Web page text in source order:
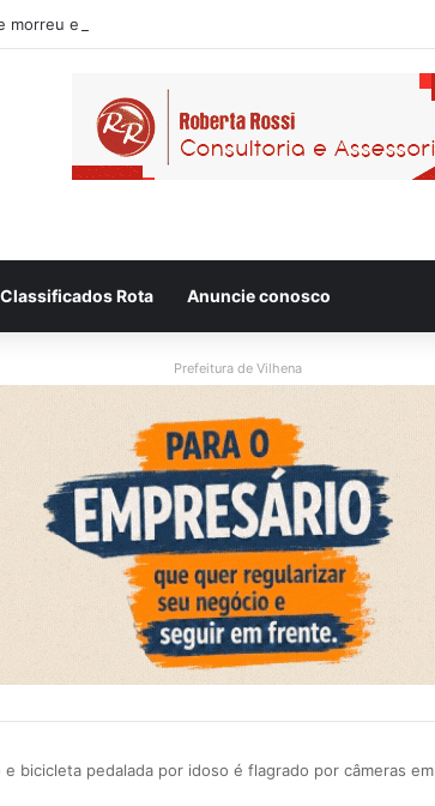
Classificados Rota Anuncie conosco
Prefeitura de Vilhena
bicicleta pedalada por idoso é flagrado por câmeras em